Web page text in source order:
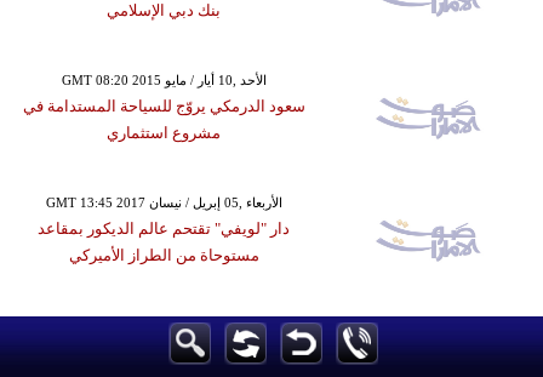
بنك دبي الإسلامي
GMT 08:20 2015 الأحد ,10 أيار / مايو
سعود الدرمكي يروّج للسياحة المستدامة في
مشروع استثماري
GMT 13:45 2017 الأربعاء ,05 إبريل / نيسان
دار "لويفي" تقتحم عالم الديكور بمقاعد
مستوحاة من الطراز الأميركي
GMT 19:01 2017 الخميس ,07 أيلول / سبتمبر
دراسة تؤكد أن المحاباة في الفصول الدراسية